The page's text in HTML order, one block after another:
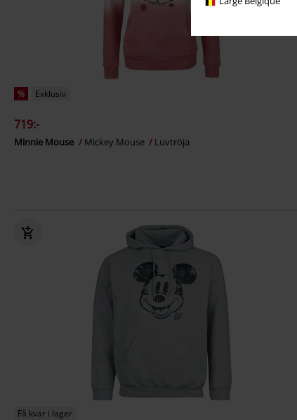
% Exklusiv
719:-
Minnie Mouse Mickey Mouse Luvtröja
Få kvar i lager